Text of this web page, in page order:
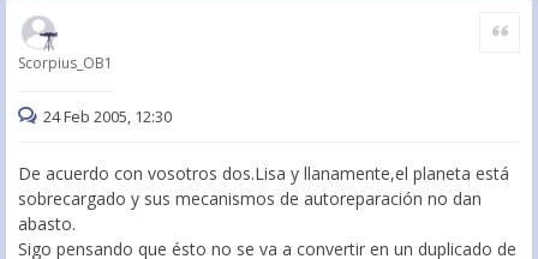
Scorpius_OB1
Citar
24 Feb 2005, 12:30
De acuerdo con vosotros dos.Lisa y llanamente,el planeta está
sobrecargado y sus mecanismos de autoreparación no dan
abasto.
Sigo pensando que ésto no se va a convertir en un duplicado de